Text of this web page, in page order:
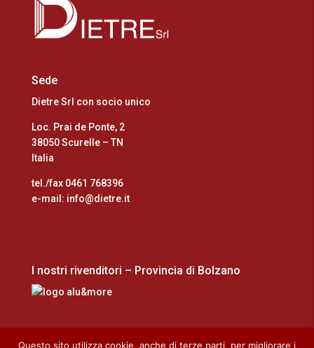
Sede
Dietre Srl con socio unico
Loc. Prai de Ponte, 2
38050 Scurelle – TN
Italia
tel./fax 0461 768396
e-mail: info@dietre.it
I nostri rivenditori – Provincia di Bolzano
Questo sito utilizza cookie, anche di terze parti, per migliorare i